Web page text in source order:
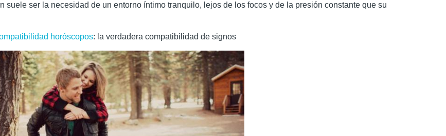
suele ser la necesidad de un entorno íntimo tranquilo, lejos de los focos y de la presión constante que su
horóscopos: la verdadera compatibilidad de signos